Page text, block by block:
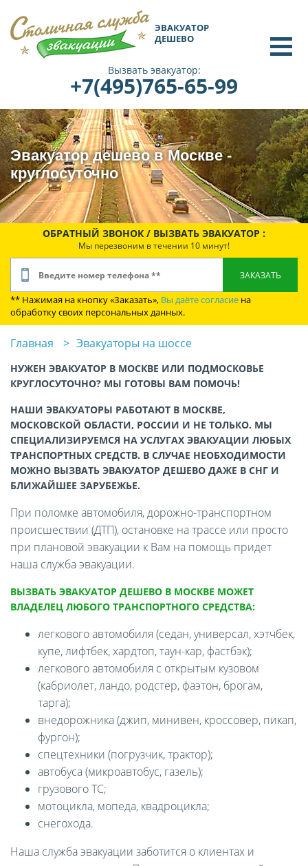
ЭВАКУАТОР
ДЕШЕВО
Вызвать эвакуатор:
+7(495)765-65-99
Эвакуатор дешево в Москве -
круглосуточно
ОБРАТНЫЙ ЗВОНОК / ВЫЗВАТЬ ЭВАКУАТОР :
Мы перезвоним в течении 10 минут!
** Нажимая на кнопку «Заказать», Вы даёте согласие на
обработку своих персональных данных.
Главная Эвакуаторы на шоссе
НУЖЕН ЭВАКУАТОР В МОСКВЕ ИЛИ ПОДМОСКОВЬЕ
КРУГЛОСУТОЧНО? МЫ ГОТОВЫ ВАМ ПОМОЧЬ!
НАШИ ЭВАКУАТОРЫ РАБОТАЮТ В МОСКВЕ,
МОСКОВСКОЙ ОБЛАСТИ, РОССИИ И НЕ ТОЛЬКО. МЫ
СПЕЦИАЛИЗИРУЕМСЯ НА УСЛУГАХ ЭВАКУАЦИИ ЛЮБЫХ
ТРАНСПОРТНЫХ СРЕДСТВ. В СЛУЧАЕ НЕОБХОДИМОСТИ
МОЖНО ВЫЗВАТЬ ЭВАКУАТОР ДЕШЕВО ДАЖЕ В СНГ И
БЛИЖАЙШЕЕ ЗАРУБЕЖЬЕ.
При поломке автомобиля, дорожно-транспортном
происшествии (ДТП), остановке на трассе или просто
при плановой эвакуации к Вам на помощь придет
наша служба эвакуации.
ВЫЗВАТЬ ЭВАКУАТОР ДЕШЕВО В МОСКВЕ МОЖЕТ
ВЛАДЕЛЕЦ ЛЮБОГО ТРАНСПОРТНОГО СРЕДСТВА:
легкового автомобиля (седан, универсал, хэтчбек,
купе, лифтбек, хардтоп, таун-кар, фастбэк);
легкового автомобиля с открытым кузовом
(кабриолет, ландо, родстер, фаэтон, брогам,
тарга);
внедорожника (джип, минивен, кроссовер, пикап,
фургон);
спецтехники (погрузчик, трактор);
автобуса (микроавтобус, газель);
грузового ТС;
мотоцикла, мопеда, квадроцикла;
снегохода.
Наша служба эвакуации заботится о клиентах и